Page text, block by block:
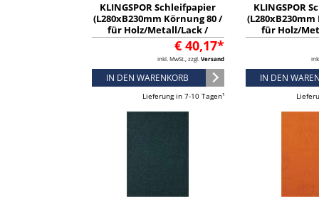
KLINGSPOR Schleifpapier
(L280xB230mm Körnung 80 /
für Holz/Metall/Lack /
Inhalt: 50 Stück) - 2062
€ 40,17*
inkl. MwSt., zzgl. Versand
IN DEN WARENKORB
Lieferung in 7-10 Tagen¹
KLINGSPOR
für Holz/
Inhalt: 50
IN DEN